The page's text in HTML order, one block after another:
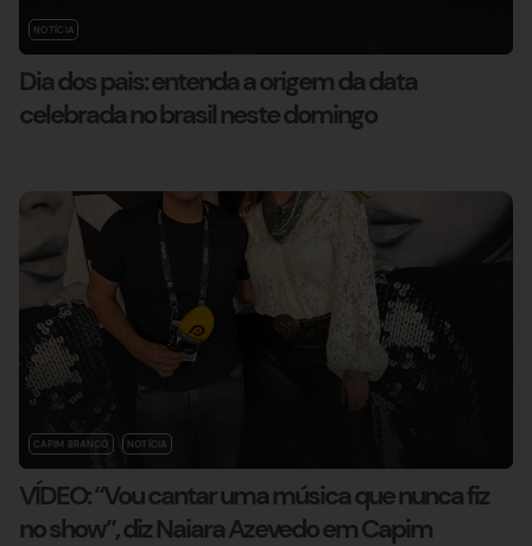
NOTÍCIA
Dia dos pais: entenda a origem da data
celebrada no brasil neste domingo
CAPIM BRANCO NOTÍCIA
VÍDEO: “Vou cantar uma música que nunca fiz
no show”, diz Naiara Azevedo em Capim